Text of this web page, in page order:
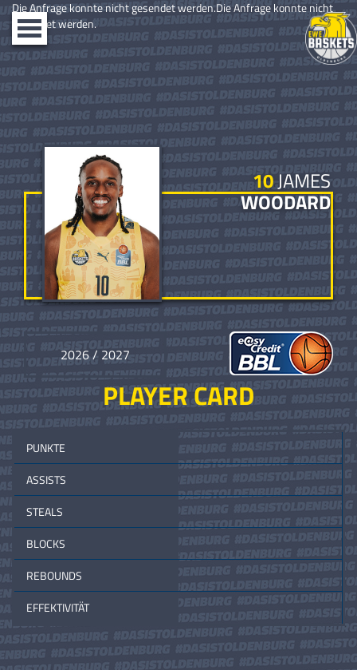
Toggle
navigation
Die Anfrage konnte nicht gesendet werden.Die Anfrage konnte nicht
gesendet werden.
10JAMES
WOODARD
2026 / 2027
PLAYER CARD
PUNKTE
ASSISTS
STEALS
BLOCKS
REBOUNDS
EFFEKTIVITÄT